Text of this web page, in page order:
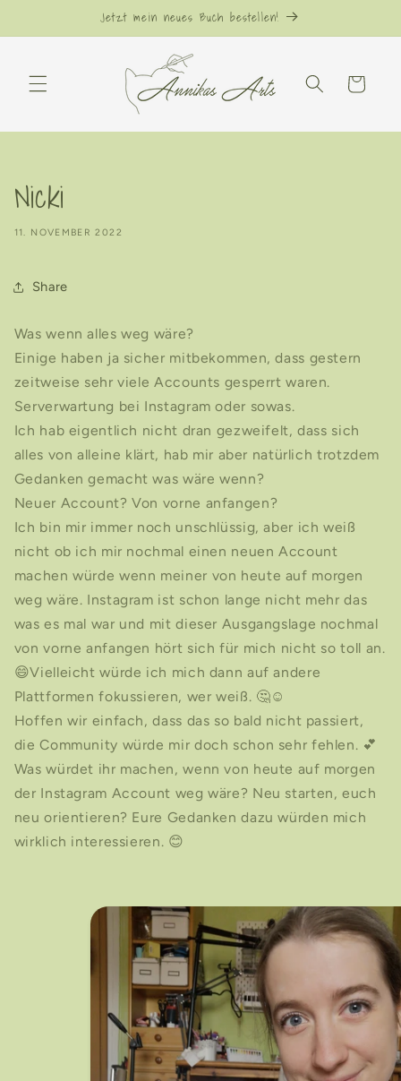
Inhalt
Jetzt mein neues Buch bestellen!
Warenkorb
Nicki
11. NOVEMBER 2022
Share
Was wenn alles weg wäre?
Einige haben ja sicher mitbekommen, dass gestern
zeitweise sehr viele Accounts gesperrt waren.
Serverwartung bei Instagram oder sowas.
Ich hab eigentlich nicht dran gezweifelt, dass sich
alles von alleine klärt, hab mir aber natürlich trotzdem
Gedanken gemacht was wäre wenn?
Neuer Account? Von vorne anfangen?
Ich bin mir immer noch unschlüssig, aber ich weiß
nicht ob ich mir nochmal einen neuen Account
machen würde wenn meiner von heute auf morgen
weg wäre. Instagram ist schon lange nicht mehr das
was es mal war und mit dieser Ausgangslage nochmal
von vorne anfangen hört sich für mich nicht so toll an.
😄Vielleicht würde ich mich dann auf andere
Plattformen fokussieren, wer weiß. 🤔☺️
Hoffen wir einfach, dass das so bald nicht passiert,
die Community würde mir doch schon sehr fehlen. 💕
Was würdet ihr machen, wenn von heute auf morgen
der Instagram Account weg wäre? Neu starten, euch
neu orientieren? Eure Gedanken dazu würden mich
wirklich interessieren. 😊